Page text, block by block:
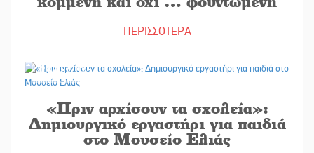
ΠΕΡΙΣΣΟΤΕΡΑ
29/08/2025
«Πριν αρχίσουν τα σχολεία»:
Δημιουργικό εργαστήρι για παιδιά
στο Μουσείο Ελιάς